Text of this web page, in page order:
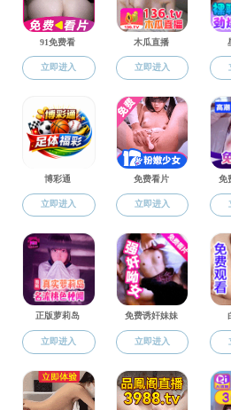
培养目标
培养模式
学历学位
培养特色
招生就业
· 招生简章
· 招生信息
· 就业信息
法语教学
校企合作